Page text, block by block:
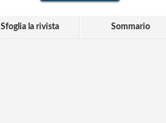
Sfoglia la rivista Sommario